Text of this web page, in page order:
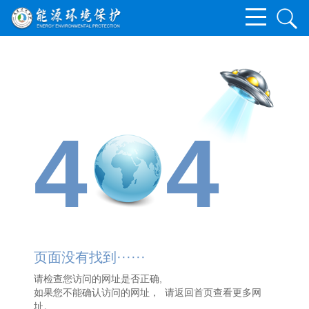
4 4
页面没有找到······
请检查您访问的网址是否正确,
如果您不能确认访问的网址， 请返回首页查看更多网
址。